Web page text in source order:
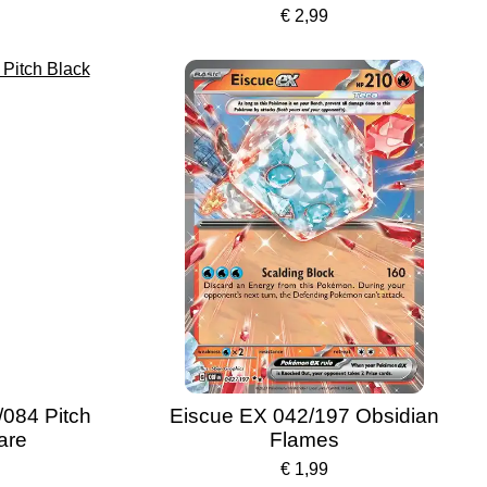
€ 2,99
Pitch
Eiscue EX 042/197 Obsidian
Flames
€ 1,99